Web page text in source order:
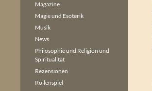
Magazine
Magie und Esoterik
Musik
News
Philosophie und Religion und
Spiritualität
Rezensionen
Rollenspiel